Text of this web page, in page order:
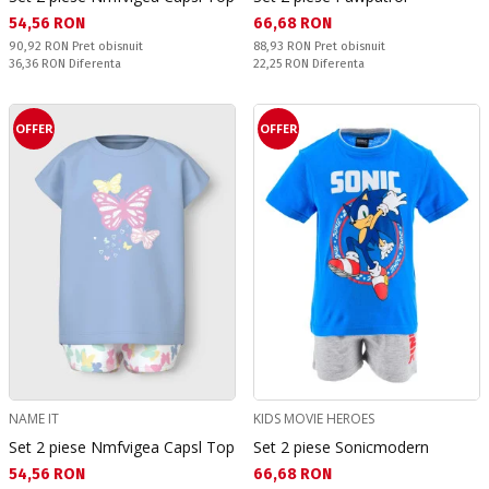
Текуща цена:
54,56 RON
Pret obisnuit:
90,92 RON Pret obisnuit
Спестявате:
36,36 RON Diferenta
Текуща цена:
66,68 RON
Pret obisnuit:
88,93 RON Pret obisnuit
Спестявате:
22,25 RON Diferenta
OFFER
NAME IT
Set 2 piese Nmfvigea Capsl Top
Текуща цена:
54,56 RON
OFFER
KIDS MOVIE HEROES
Set 2 piese Sonicmodern
Текуща цена:
66,68 RON